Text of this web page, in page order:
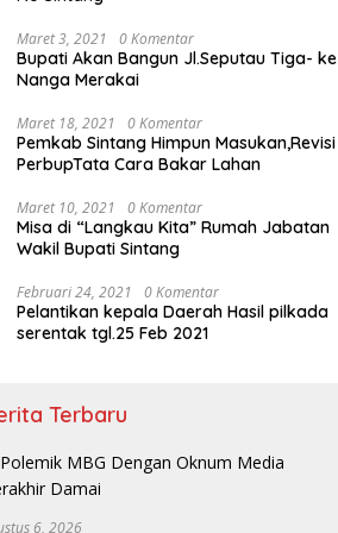
Maret 3, 2021 0 Komentar
Bupati Akan Bangun Jl.Seputau Tiga- ke
Nanga Merakai
Maret 18, 2021 0 Komentar
Pemkab Sintang Himpun Masukan,Revisi
PerbupTata Cara Bakar Lahan
Maret 10, 2021 0 Komentar
Misa di “Langkau Kita” Rumah Jabatan
Wakil Bupati Sintang
Februari 24, 2021 0 Komentar
Pelantikan kepala Daerah Hasil pilkada
serentak tgl.25 Feb 2021
Terbaru
6, 2026